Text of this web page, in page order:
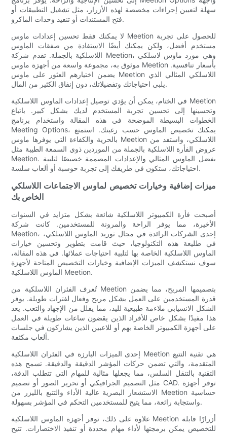
سهلة لتعيين إجراءات مخصصة لهذه الأزرار، مثل تشغيل التطبيقات أو
فتح المستندات أو تنفيذ وحدات الماكرو.
لا يمكنك فقط تحسين إعدادات ماوس Meetion للحصول على تجربة
مستخدم أفضل، ولكن يمكنك أيضًا الاستفادة من صفقات الماوس
اللاسلكية بالجملة. تقدم شركة Meetion، وهي مورد ماوس لاسلكي
موثوق به، مجموعة واسعة من أجهزة ماوس Meetion بأسعار تنافسية.
يضمن اختيارهم العثور على ماوس Meetion اللاسلكي المثالي الذي
يلبي احتياجاتك وتفضيلاتك، دون إنفاق الكثير من المال.
في الختام، يمكن أن يؤدي توصيل إعدادات الماوس اللاسلكية Meetion
وتحسينها إلى تحسين تجربة المستخدم لديك بشكل كبير. باتباع
الخطوات البسيطة الموضحة في هذه المقالة واستخدام برنامج
Meeting Options، يمكنك تخصيص الماوس حسب رغبتك. استمتع
بالحرية والكفاءة التي يوفرها ماوس Meetion اللاسلكي، واستفد من
عروض الفأرة اللاسلكية بالجملة من الموردين ذوي السمعة الطيبة مثل
Meetion. بفضل الماوس المثالي والإعدادات المصممة خصيصًا لتلبية
احتياجاتك، ستكون في طريقك إلى تجربة حوسبة أو ألعاب سلسة.
ميزات إضافية وخيارات تخصيص لماوس الاجتماعات اللاسلكي
الخاص بك
أصبحت فأرة الكمبيوتر اللاسلكية شائعة بشكل متزايد في السنوات
الأخيرة، مما يوفر الراحة والمرونة للمستخدمين. كانت شركة
Meetion، إحدى الشركات الرائدة في مجال توريد الماوس اللاسلكي،
في طليعة هذه التكنولوجيا، حيث قامت بتطوير وتحسين خيارات
الماوس اللاسلكية الخاصة بها لتلبية احتياجات عملائها. في هذه المقالة،
سوف نستكشف الميزات الإضافية وخيارات التخصيص المتاحة لأجهزة
الماوس اللاسلكية Meetion.
تُعرف الفئران اللاسلكية من Meetion بتصميمها المريح، مما يضمن
قدرة المستخدمين على العمل بشكل مريح وفعال لفترات طويلة. يوفر
الشكل الانسيابي ملاءمة طبيعية لليد، مما يقلل من الإجهاد والتعب. يعد
هذا مفيدًا بشكل خاص للأفراد الذين يقضون ساعات طويلة في العمل
على أجهزة الكمبيوتر الخاصة بهم أو للاعبين الذين يشاركون في جلسات
ألعاب مكثفة.
إحدى الميزات البارزة في الفئران اللاسلكية Meetion هي تقنية التتبع
المتقدمة، والتي تضمن حركات المؤشر الدقيقة والدقيقة. تسمح هذه
التقنية بالتنقل السلس، مما يجعلها مثالية للمهام التي تتطلب الدقة،
مثل التصميم الجرافيكي أو تحرير الصور أو تصميم CAD. توفر أجهزة
الاستشعار البصرية عالية الأداء والتتبع بالليزر من Meetion حساسية
واستجابة رائعة، مما يتيح للمستخدمين التحكم في المؤشر بسهولة.
علاوة على ذلك، توفر أجهزة الماوس اللاسلكية Meetion أزرارًا قابلة
للتخصيص يمكن برمجتها لأداء مهام محددة أو تنفيذ الاختصارات. تتيح